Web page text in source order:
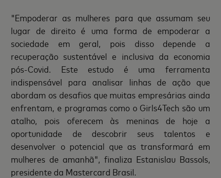
"Empoderar as mulheres para que assumam seu
lugar de direito é uma forma de empoderar a
sociedade em geral, pois disso depende a
recuperação sustentável e inclusiva da economia
pós-Covid. Este estudo é uma ferramenta
indispensável para analisar linhas de ação que
abordam os desafios que muitas empresárias ainda
enfrentam, e programas como o Girls4Tech são um
atalho, pois oferecem às meninas de hoje a
oportunidade de descobrir seus talentos e
desenvolver o potencial que as transformará em
mulheres de amanhã", finaliza Estanislau Bassols,
presidente da Mastercard Brasil.